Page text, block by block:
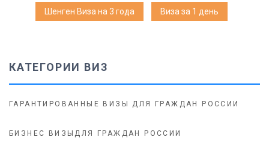
Шенген Виза на 3 года Виза за 1 день
КАТЕГОРИИ ВИЗ
ГАРАНТИРОВАННЫЕ ВИЗЫ ДЛЯ ГРАЖДАН РОССИИ
БИЗНЕС ВИЗЫДЛЯ ГРАЖДАН РОССИИ